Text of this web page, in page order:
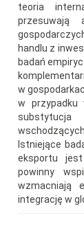
teoria
przesuwają
handlu z
badań
w
w przypadku
Istniejące
eksportu
powinny
wzmacniają
integrację w